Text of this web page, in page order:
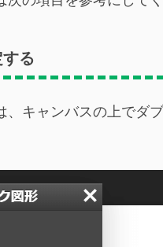
る
、キャンバスの上で